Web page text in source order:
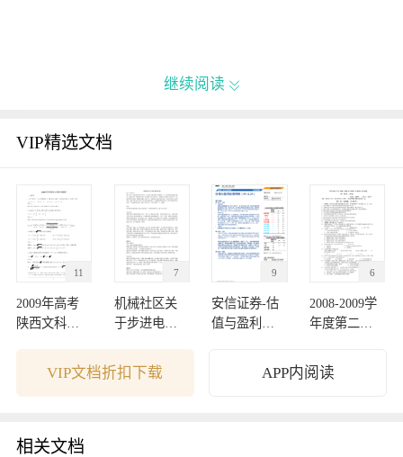
继续阅读 
VIP精选文档
11
2009年高考
陕西文科数
7
机械社区关
于步进电机
9
安信证券-估
值与盈利监
6
2008-2009学
年度第二学
试卷
VIP文档折扣下载 APP内阅读
相关文档